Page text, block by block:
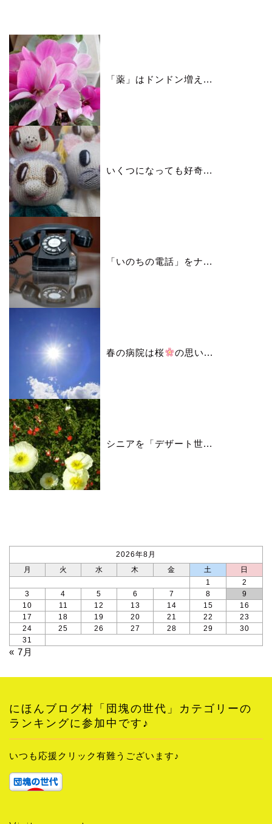
「薬」はドンドン増え...
いくつになっても好奇...
「いのちの電話」をナ...
春の病院は桜 の思い...
シニアを「デザート世...
2026年8月
月
火 水 木 金 土
日
1
2
3
4 5 6 7 8
9
10
11 12 13 14 15
16
17
18 19 20 21 22
23
24
25 26 27 28 29
30
31
« 7月
にほんブログ村「団塊の世代」カテゴリーの
ランキングに参加中です♪
いつも応援クリック有難うございます♪